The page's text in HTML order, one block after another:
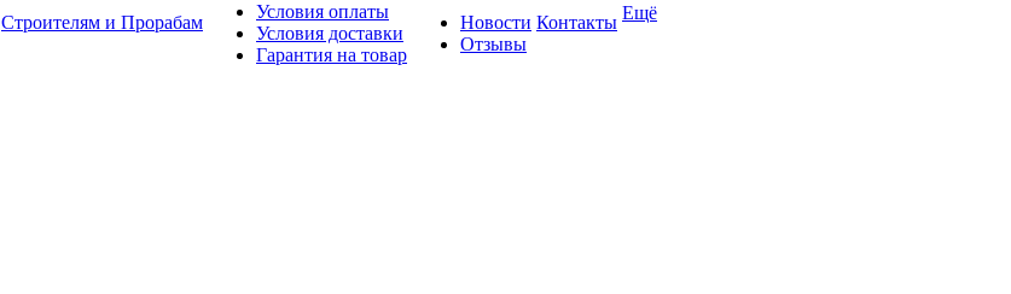
Строителям и Прорабам
Условия оплаты
Условия доставки
Гарантия на товар
Новости
Отзывы
Контакты Ещё